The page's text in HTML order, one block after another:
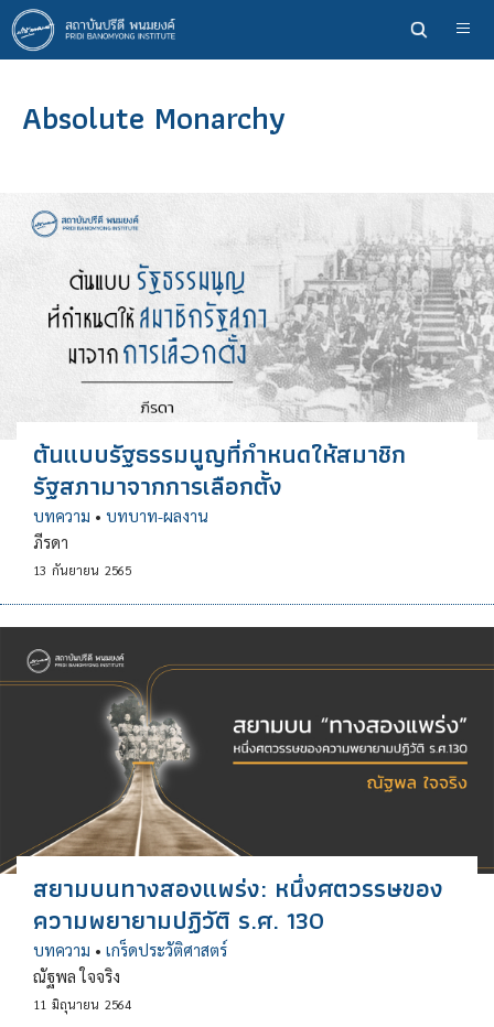
ข้าม
ไป
ยัง
หลักAbsolute Monarchy
ต้นแบบรัฐธรรมนูญที่กำหนดให้สมาชิก
รัฐสภามาจากการเลือกตั้ง
บทความ • บทบาท-ผลงาน
ภีรดา
13 กันยายน 2565
สยามบนทางสองแพร่ง: หนึ่งศตวรรษของ
ความพยายามปฏิวัติ ร.ศ. 130
บทความ • เกร็ดประวัติศาสตร์
ณัฐพล ใจจริง
11 มิถุนายน 2564